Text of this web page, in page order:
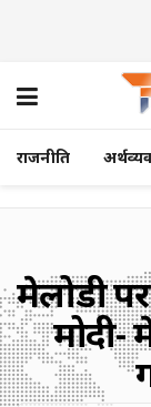
राजनीति
मेलोडी
मोदी-